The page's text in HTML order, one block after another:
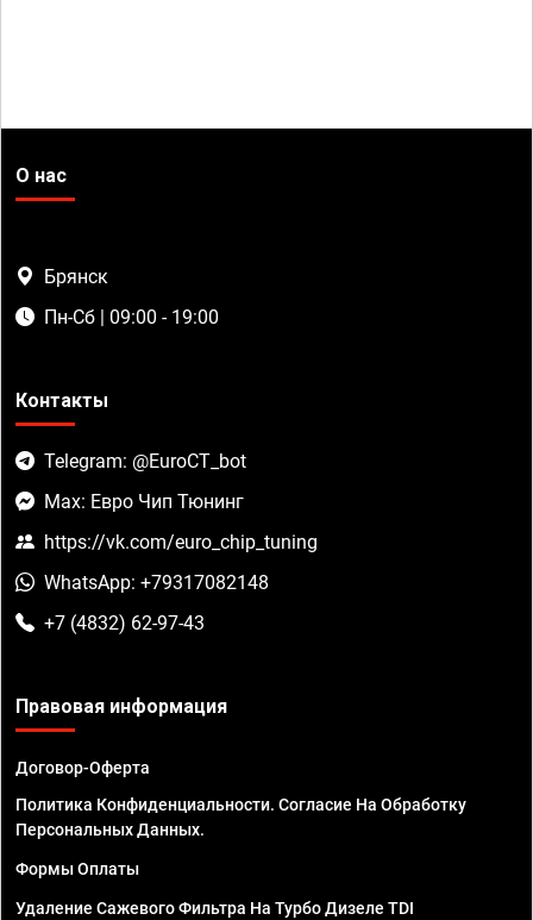
О нас
Брянск
Пн-Сб | 09:00 - 19:00
Контакты
Telegram: @EuroCT_bot
Max: Евро Чип Тюнинг
https://vk.com/euro_chip_tuning
WhatsApp: +79317082148
+7 (4832) 62-97-43
Правовая информация
Договор-Оферта
Политика Конфиденциальности. Согласие На Обработку
Персональных Данных.
Формы Оплаты
Удаление Сажевого Фильтра На Турбо Дизеле TDI